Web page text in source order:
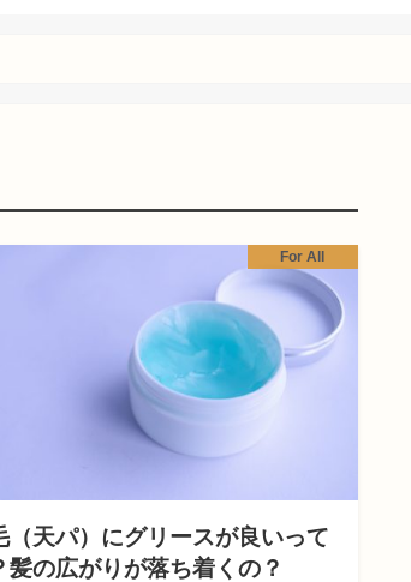
For All
（天パ）にグリースが良いって
髪の広がりが落ち着くの？